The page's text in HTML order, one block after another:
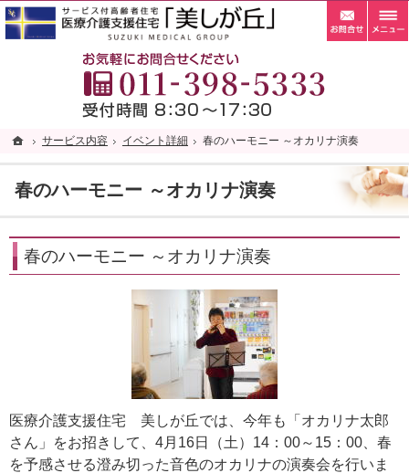
ホーム
サービス内容 イベント詳細 春のハーモニー ～オカリナ演奏
春のハーモニー ～オカリナ演奏
札幌市清田区の老人ホーム・サービス付き高齢者向け住宅・サ高住なら当施設へ。
札幌市清田区の老人ホーム・サービス付き高齢者向け住宅・サ高住なら自家菜園がある「
春のハーモニー ～オカリナ演奏
医療介護支援住宅 美しが丘では、今年も「オカリナ太郎
さん」をお招きして、4月16日（土）14：00～15：00、春
を予感させる澄み切った音色のオカリナの演奏会を行いま
お
ホーム
サービス内容 イベント詳細 春のハーモニー ～オカリナ演奏